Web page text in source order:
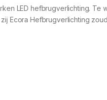
LED hefbrugverlichting.
Ecora Hefbrugverlichting